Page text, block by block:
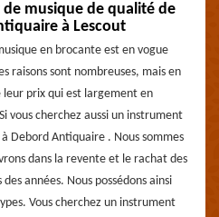
musique de qualité de
à Lescout
en brocante est en vogue
raisons sont nombreuses, mais en
leur prix qui est largement en
vous cherchez aussi un instrument
Debord Antiquaire . Nous sommes
dans la revente et le rachat des
années. Nous possédons ainsi
Vous cherchez un instrument